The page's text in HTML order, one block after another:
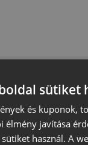
sütiket
és kuponok,
élmény javítása
használ. A